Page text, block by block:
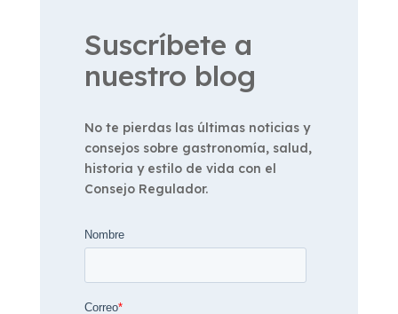
Suscríbete a
nuestro blog
No te pierdas las últimas noticias y
consejos sobre gastronomía, salud,
historia y estilo de vida con el
Consejo Regulador.